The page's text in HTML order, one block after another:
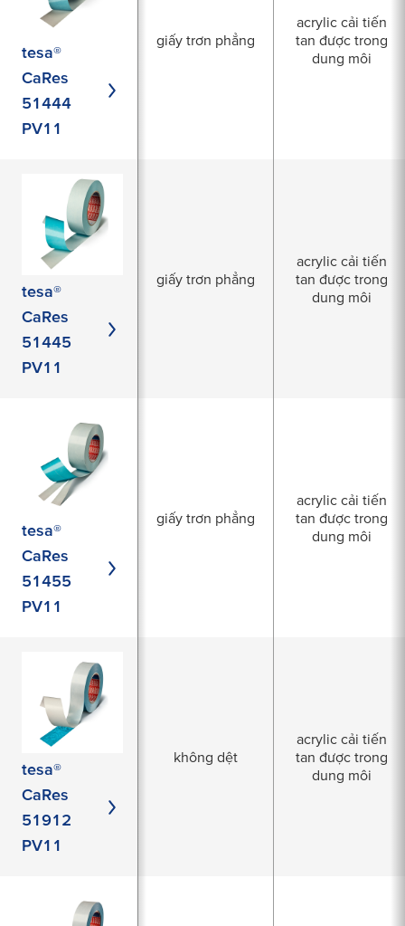
tesa®
CaRes
51444
PV11
giấy trơn phẳng
acrylic cải tiến
tan được trong
dung môi
tesa®
CaRes
51445
PV11
giấy trơn phẳng
acrylic cải tiến
tan được trong
dung môi
tesa®
CaRes
51455
PV11
giấy trơn phẳng
acrylic cải tiến
tan được trong
dung môi
tesa®
CaRes
51912
PV11
không dệt
acrylic cải tiến
tan được trong
dung môi